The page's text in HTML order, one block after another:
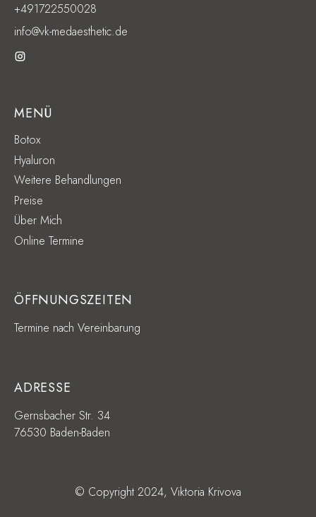
+491722550028
info@vk-medaesthetic.de
MENÜ
Botox
Hyaluron
Weitere Behandlungen
Preise
Über Mich
Online Termine
ÖFFNUNGSZEITEN
Termine nach Vereinbarung
ADRESSE
Gernsbacher Str. 34
76530 Baden-Baden
© Copyright 2024, Viktoria Krivova